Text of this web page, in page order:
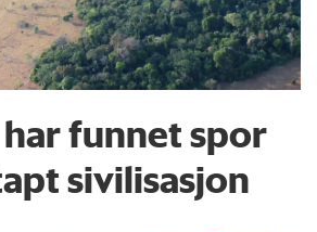
funnet spor
sivilisasjon